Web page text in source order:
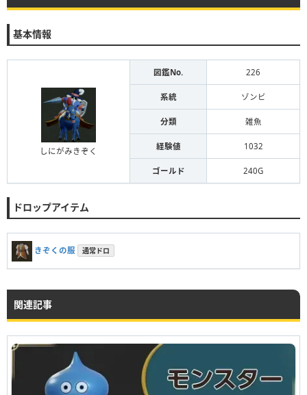
基本情報
しにがみきぞく
図鑑No. 226
系統 ゾンビ
分類 雑魚
経験値 1032
ゴールド 240G
ドロップアイテム
きぞくの服 通常ドロ
関連記事